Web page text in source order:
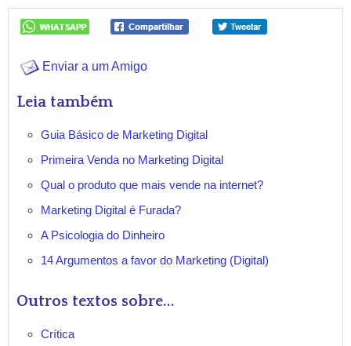
Enviar a um Amigo
Leia também
Guia Básico de Marketing Digital
Primeira Venda no Marketing Digital
Qual o produto que mais vende na internet?
Marketing Digital é Furada?
A Psicologia do Dinheiro
14 Argumentos a favor do Marketing (Digital)
Outros textos sobre...
Crítica